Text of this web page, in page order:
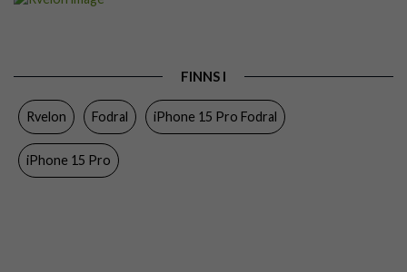
Kortfack, Magnetstängning, MagSafe-
Färg
Material
FINNS I
Rvelon Fodral iPhone 15 Pro Fodral
iPhone 15 Pro